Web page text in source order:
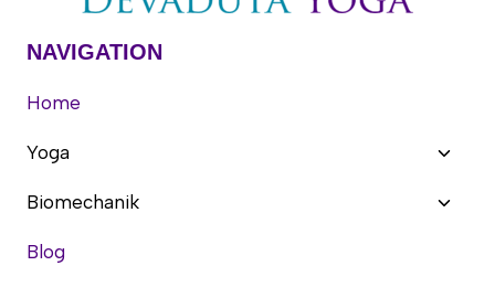
NAVIGATION
Home
Yoga
Biomechanik
Blog